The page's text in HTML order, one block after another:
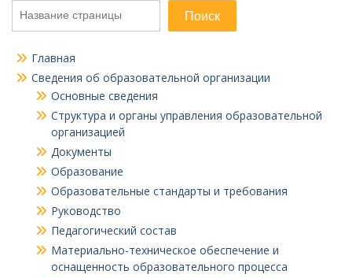
Поиск
Главная
Сведения об образовательной организации
Основные сведения
Структура и органы управления образовательной
организацией
Документы
Образование
Образовательные стандарты и требования
Руководство
Педагогический состав
Материально-техническое обеспечение и
оснащенность образовательного процесса